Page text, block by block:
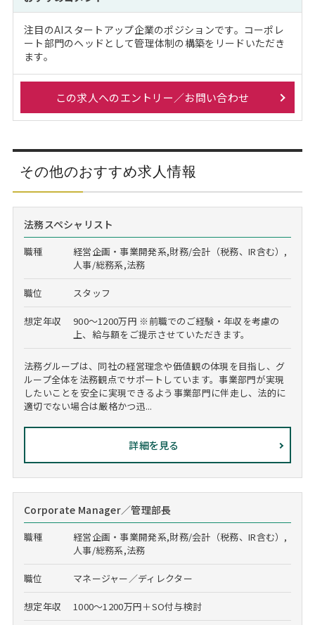
注目のAIスタートアップ企業のポジションです。コーポレ
ート部門のヘッドとして管理体制の構築をリードいただき
ます。
この求人へのエントリー／お問い合わせ
その他のおすすめ求人情報
法務スペシャリスト
職種
経営企画・事業開発系,財務/会計（税務、IR含む）,
人事/総務系,法務
職位 スタッフ
想定年収
900～1200万円 ※前職でのご経験・年収を考慮の
上、給与額をご提示させていただきます。
法務グループは、同社の経営理念や価値観の体現を目指し、グ
ループ全体を法務観点でサポートしています。事業部門が実現
したいことを安全に実現できるよう事業部門に伴走し、法的に
適切でない場合は厳格かつ迅...
詳細を見る
Corporate Manager／管理部長
職種
経営企画・事業開発系,財務/会計（税務、IR含む）,
人事/総務系,法務
職位 マネージャー／ディレクター
想定年収 1000～1200万円＋SO付与検討